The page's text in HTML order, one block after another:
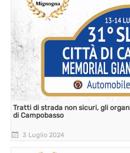
Tratti di strada non sicuri, gli
di Campobasso
3 Luglio 2024